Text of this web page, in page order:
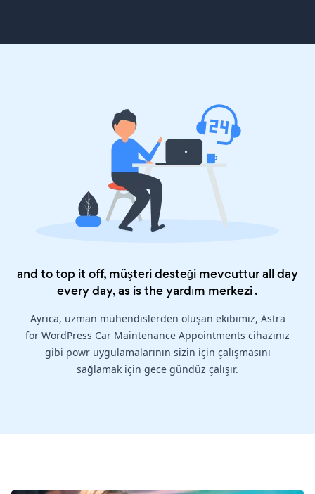
and to top it off, müşteri desteği mevcuttur all day
every day, as is theyardım merkezi.
Ayrıca, uzman mühendislerden oluşan ekibimiz, Astra
for WordPress Car Maintenance Appointments cihazınız
gibi powr uygulamalarının sizin için çalışmasını
sağlamak için gece gündüz çalışır.